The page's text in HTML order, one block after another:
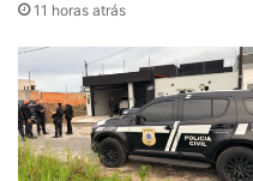
11 horas atrás